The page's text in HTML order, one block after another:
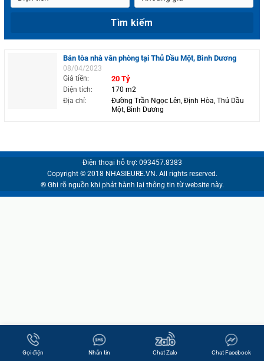
Bán tòa nhà văn phòng tại Thủ Dầu Một, Bình Dương
08/04/2023
Giá tiền:
20 Tỷ
Diện tích:
170 m2
Địa chỉ:
Đường Trần Ngọc Lên, Định Hòa, Thủ Dầu
Một, Bình Dương
Điện thoại hỗ trợ: 093457.8383
Copyright © 2018 NHASIEURE.VN. All rights reserved.
® Ghi rõ nguồn khi phát hành lại thông tin từ website này.
Gọi điện Nhắn tin Chat Zalo Chat Facebook